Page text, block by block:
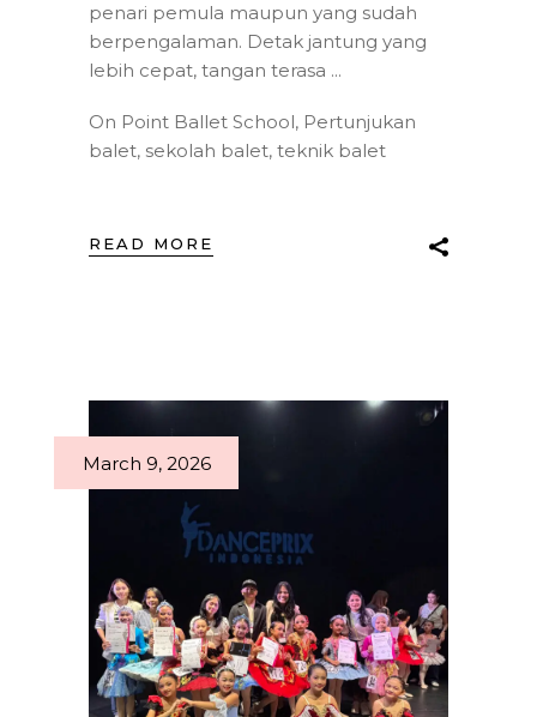
penari pemula maupun yang sudah
berpengalaman. Detak jantung yang
lebih cepat, tangan terasa
On Point Ballet School, Pertunjukan
balet, sekolah balet, teknik balet
READ MORE
March 9, 2026